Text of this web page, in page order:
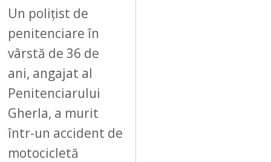
Un polițist de
penitenciare în
vârstă de 36 de
ani, angajat al
Penitenciarului
Gherla, a murit
într-un accident de
motocicletă